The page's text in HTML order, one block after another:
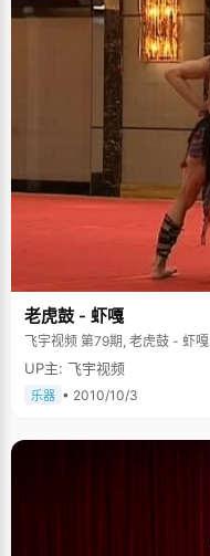
老虎鼓 - 虾嘎
飞宇视频 第79期, 老虎鼓 - 虾嘎
UP主: 飞宇视频
乐器 • 2010/10/3